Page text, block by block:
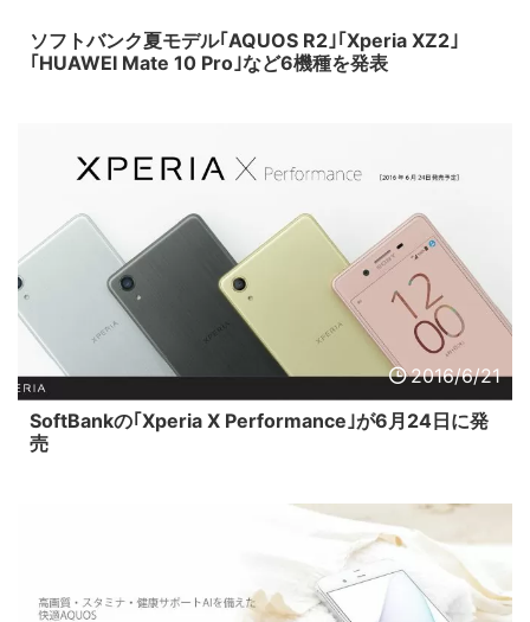
ソフトバンク夏モデル｢AQUOS R2｣｢Xperia XZ2｣
｢HUAWEI Mate 10 Pro｣など6機種を発表
2016/6/21
SoftBankの｢Xperia X Performance｣が6月24日に発
売